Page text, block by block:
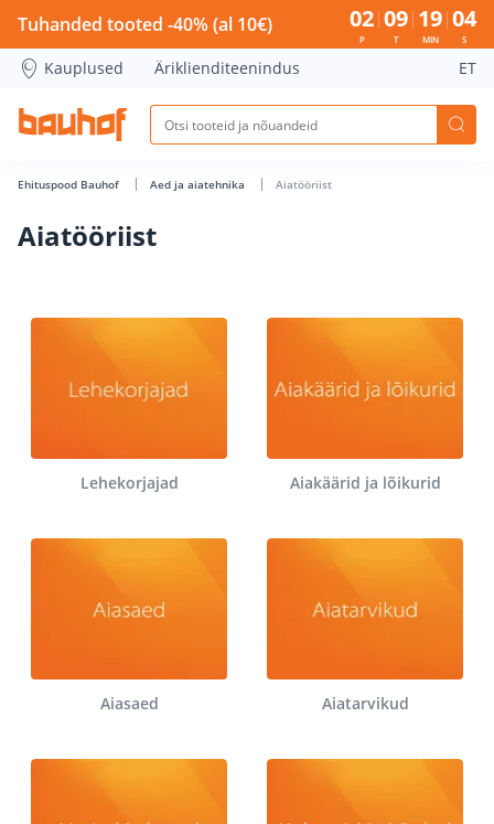
Aiatööriist - Bauhof has loaded
Tuhanded tooted -40% (al 10€) 02
P
09
T
19
MIN
03
S
Kauplused Äriklienditeenindus ET
Ehituspood Bauhof Aed ja aiatehnika Aiatööriist
Aiatööriist
Lehekorjajad Aiakäärid ja lõikurid
Aiasaed Aiatarvikud